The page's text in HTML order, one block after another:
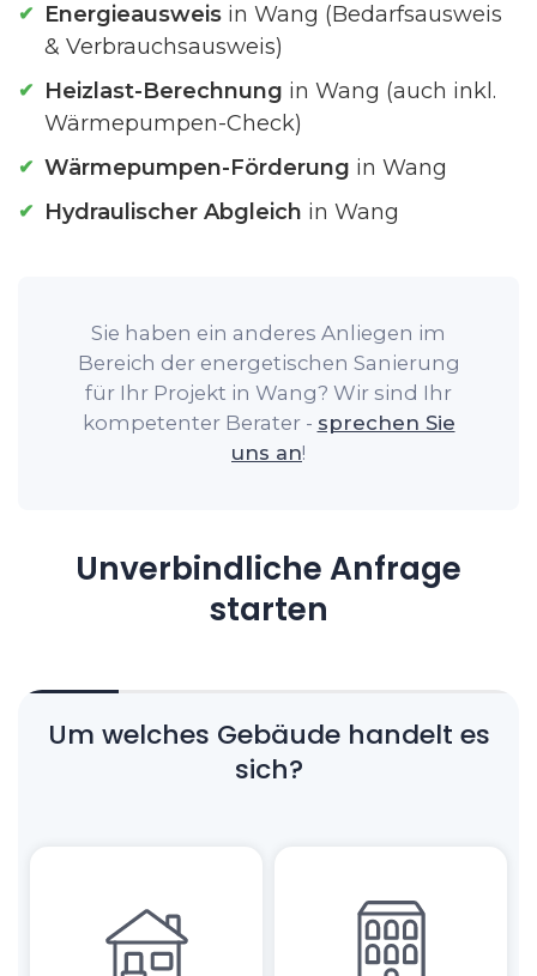
Energieausweis in Wang (Bedarfsausweis
& Verbrauchsausweis)
Heizlast-Berechnung in Wang (auch inkl.
Wärmepumpen-Check)
Wärmepumpen-Förderung in Wang
Hydraulischer Abgleich in Wang
Sie haben ein anderes Anliegen im
Bereich der energetischen Sanierung
für Ihr Projekt in Wang? Wir sind Ihr
kompetenter Berater - sprechen Sie
uns an!
Unverbindliche Anfrage
starten